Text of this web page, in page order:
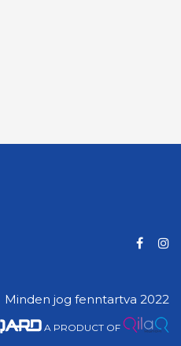
Minden jog fenntartva 2022
A PRODUCT OF